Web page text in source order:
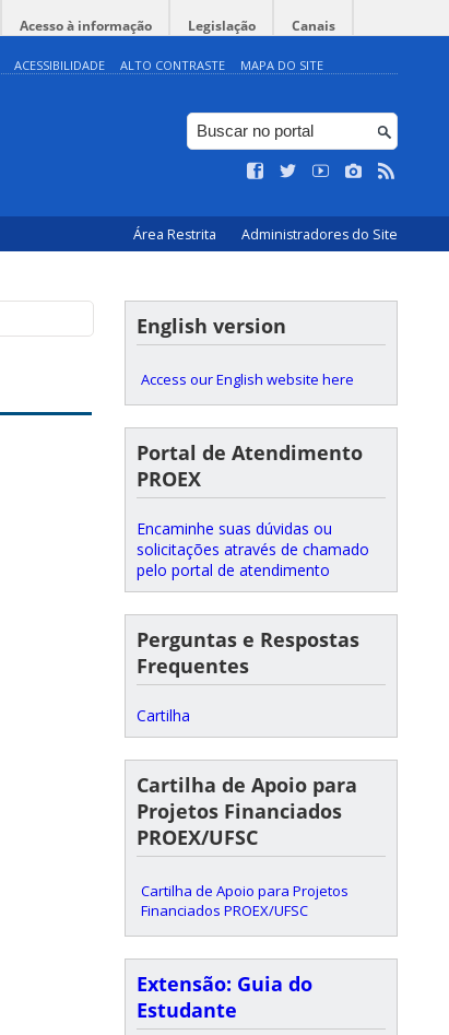
Acesso à informação Legislação Canais
ACESSIBILIDADE ALTO CONTRASTE MAPA DO SITE
Área Restrita Administradores do Site
English version
Access our English website here
Portal de Atendimento
PROEX
Encaminhe suas dúvidas ou
solicitações através de chamado
pelo portal de atendimento
Perguntas e Respostas
Frequentes
Cartilha
Cartilha de Apoio para
Projetos Financiados
PROEX/UFSC
Cartilha de Apoio para Projetos
Financiados PROEX/UFSC
Extensão: Guia do
Estudante